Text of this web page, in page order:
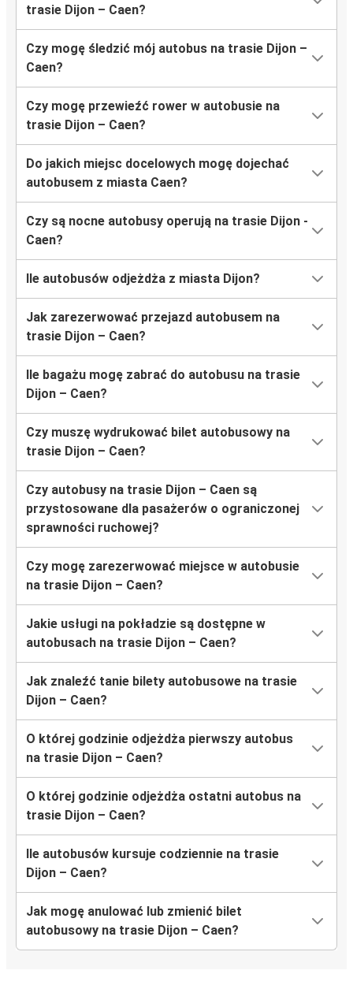
trasie Dijon – Caen?
Czy mogę śledzić mój autobus na trasie Dijon –
Caen?
Czy mogę przewieźć rower w autobusie na
trasie Dijon – Caen?
Do jakich miejsc docelowych mogę dojechać
autobusem z miasta Caen?
Czy są nocne autobusy operują na trasie Dijon -
Caen?
Ile autobusów odjeżdża z miasta Dijon?
Jak zarezerwować przejazd autobusem na
trasie Dijon – Caen?
Ile bagażu mogę zabrać do autobusu na trasie
Dijon – Caen?
Czy muszę wydrukować bilet autobusowy na
trasie Dijon – Caen?
Czy autobusy na trasie Dijon – Caen są
przystosowane dla pasażerów o ograniczonej
sprawności ruchowej?
Czy mogę zarezerwować miejsce w autobusie
na trasie Dijon – Caen?
Jakie usługi na pokładzie są dostępne w
autobusach na trasie Dijon – Caen?
Jak znaleźć tanie bilety autobusowe na trasie
Dijon – Caen?
O której godzinie odjeżdża pierwszy autobus
na trasie Dijon – Caen?
O której godzinie odjeżdża ostatni autobus na
trasie Dijon – Caen?
Ile autobusów kursuje codziennie na trasie
Dijon – Caen?
Jak mogę anulować lub zmienić bilet
autobusowy na trasie Dijon – Caen?